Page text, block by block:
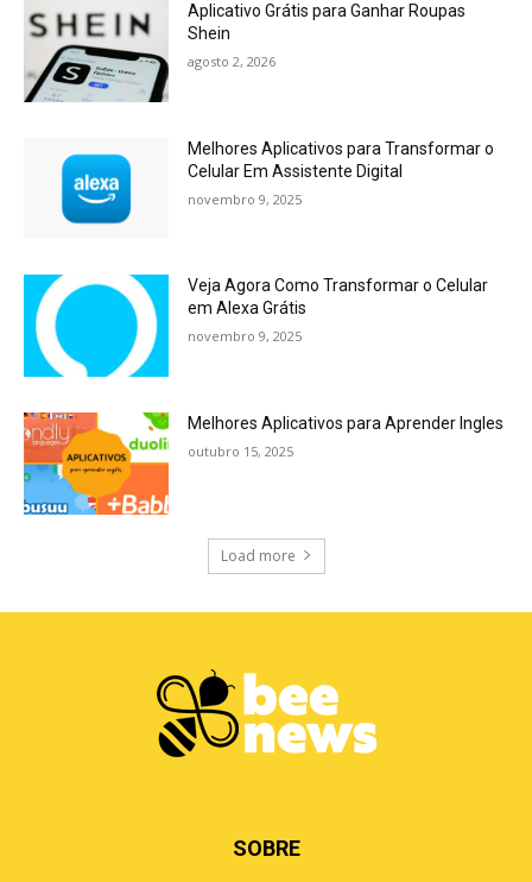
Aplicativo Grátis para Ganhar Roupas
Shein
agosto 2, 2026
Melhores Aplicativos para Transformar o
Celular Em Assistente Digital
novembro 9, 2025
Veja Agora Como Transformar o Celular
em Alexa Grátis
novembro 9, 2025
Melhores Aplicativos para Aprender Ingles
outubro 15, 2025
Load more
SOBRE